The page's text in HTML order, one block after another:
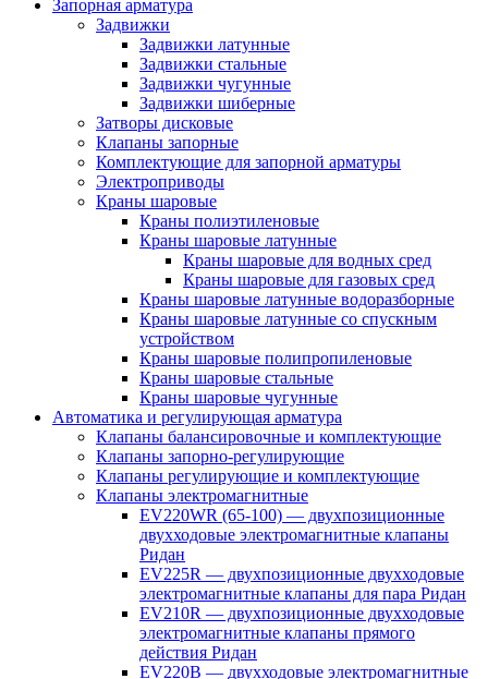
Запорная арматура
Задвижки
Задвижки латунные
Задвижки стальные
Задвижки чугунные
Задвижки шиберные
Затворы дисковые
Клапаны запорные
Комплектующие для запорной арматуры
Электроприводы
Краны шаровые
Краны полиэтиленовые
Краны шаровые латунные
Краны шаровые для водных сред
Краны шаровые для газовых сред
Краны шаровые латунные водоразборные
Краны шаровые латунные со спускным
устройством
Краны шаровые полипропиленовые
Краны шаровые стальные
Краны шаровые чугунные
Автоматика и регулирующая арматура
Клапаны балансировочные и комплектующие
Клапаны запорно-регулирующие
Клапаны регулирующие и комплектующие
Клапаны электромагнитные
EV220WR (65-100) — двухпозиционные
двухходовые электромагнитные клапаны
Ридан
EV225R — двухпозиционные двухходовые
электромагнитные клапаны для пара Ридан
EV210R — двухпозиционные двухходовые
электромагнитные клапаны прямого
действия Ридан
EV220B — двухходовые электромагнитные